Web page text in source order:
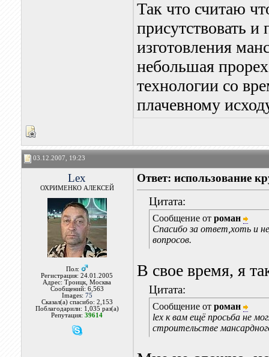
Так что считаю
присутствовать и
изготовления
небольшая
технологии со
плачевному
03.12.2007, 19:23
Lex
ОХРИМЕНКО АЛЕКСЕЙ
Пол:
Регистрация: 24.01.2005
Адрес: Троицк, Москва
Сообщений: 6,563
Images: 75
Сказал(а) спасибо: 2,153
Поблагодарили: 1,035 раз(а)
Репутация:39614
Ответ: использование
Цитата:
Сообщение от роман
Спасибо за ответ,хоть и
вопросов.
В свое время, я
Цитата:
Сообщение от роман
lex к вам ещё просьба не
строительстве